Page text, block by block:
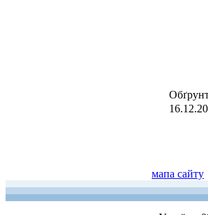
мапа сайту